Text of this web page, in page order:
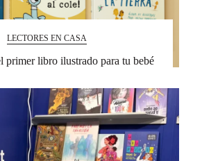
LECTORES EN CASA
primer libro ilustrado para tu bebé